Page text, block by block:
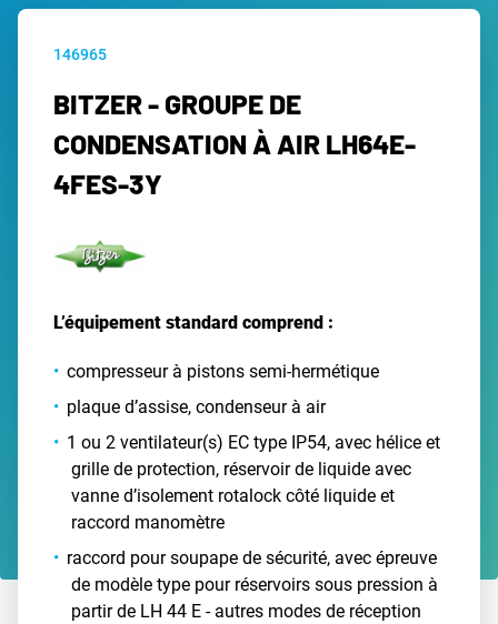
146965
BITZER - GROUPE DE
CONDENSATION À AIR LH64E-
4FES-3Y
L’équipement standard comprend :
compresseur à pistons semi-hermétique
plaque d’assise, condenseur à air
1 ou 2 ventilateur(s) EC type IP54, avec hélice et
grille de protection, réservoir de liquide avec
vanne d’isolement rotalock côté liquide et
raccord manomètre
raccord pour soupape de sécurité, avec épreuve
de modèle type pour réservoirs sous pression à
partir de LH 44 E - autres modes de réception